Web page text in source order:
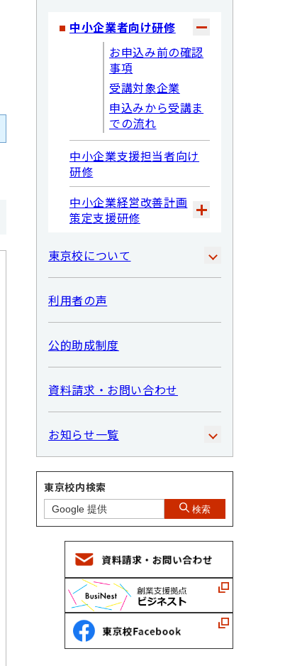
中小企業者向け研修
お申込み前の確認
事項
受講対象企業
申込みから受講ま
での流れ
中小企業支援担当者向け
研修
中小企業経営改善計画
策定支援研修
東京校について
利用者の声
公的助成制度
資料請求・お問い合わせ
お知らせ一覧
東京校内検索
検索